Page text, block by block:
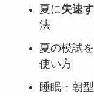
夏に失速
法
夏の模試を
使い方
睡眠・朝